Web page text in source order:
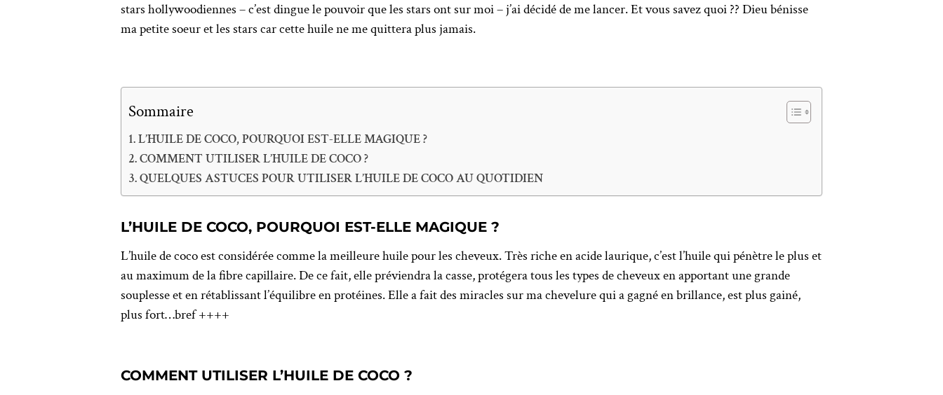
stars hollywoodiennes – c’est dingue le pouvoir que les stars ont sur moi – j’ai décidé de me lancer. Et vous savez quoi ?? Dieu bénisse
ma petite soeur et les stars car cette huile ne me quittera plus jamais.
Sommaire
L’HUILE DE COCO, POURQUOI EST-ELLE MAGIQUE ?
COMMENT UTILISER L’HUILE DE COCO ?
QUELQUES ASTUCES POUR UTILISER L’HUILE DE COCO AU QUOTIDIEN
L’HUILE DE COCO, POURQUOI EST-ELLE MAGIQUE ?
L’huile de coco est considérée comme la meilleure huile pour les cheveux. Très riche en acide laurique, c’est l’huile qui pénètre le plus et
au maximum de la fibre capillaire. De ce fait, elle préviendra la casse, protégera tous les types de cheveux en apportant une grande
souplesse et en rétablissant l’équilibre en protéines. Elle a fait des miracles sur ma chevelure qui a gagné en brillance, est plus gainé,
plus fort…bref ++++
COMMENT UTILISER L’HUILE DE COCO ?